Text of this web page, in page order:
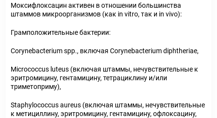
Моксифлоксацин активен в отношении большинства
штаммов микроорганизмов (как in vitro, так и in vivo):
Грамположительные бактерии:
Corynebacterium spp., включая Corynebacterium diphtheriae,
Micrococcus luteus (включая штаммы, нечувствительные к
эритромицину, гентамицину, тетрациклину и/или
триметоприму),
Staphylococcus aureus (включая штаммы, нечувствительные
к метициллину, эритромицину, гентамицину, офлоксацину,